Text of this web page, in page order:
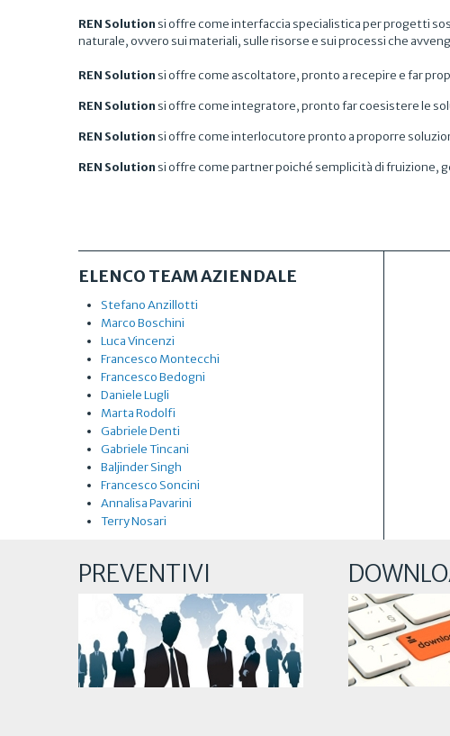
REN Solution si offre come interfaccia specialistica per progetti
naturale, ovvero sui materiali, sulle risorse e sui processi che
REN Solution si offre come ascoltatore, pronto a recepire e far
REN Solution si offre come integratore, pronto far coesistere le
REN Solution si offre come interlocutore pronto a proporre
REN Solution si offre come partner poiché semplicità di
ELENCO TEAM AZIENDALE
Stefano Anzillotti
Marco Boschini
Luca Vincenzi
Francesco Montecchi
Francesco Bedogni
Daniele Lugli
Marta Rodolfi
Gabriele Denti
Gabriele Tincani
Baljinder Singh
Francesco Soncini
Annalisa Pavarini
Terry Nosari
PREVENTIVI